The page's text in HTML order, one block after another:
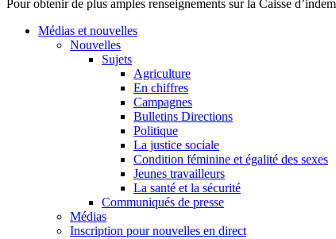
Pour obtenir de plus amples renseignements sur la Caisse
Médias et nouvelles
Nouvelles
Sujets
Agriculture
En chiffres
Campagnes
Bulletins Directions
Politique
La justice sociale
Condition féminine et égalité des sexes
Jeunes travailleurs
La santé et la sécurité
Communiqués de presse
Médias
Inscription pour nouvelles en direct